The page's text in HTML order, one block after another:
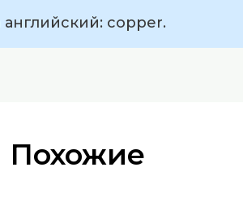
английский: copper.
Похожие